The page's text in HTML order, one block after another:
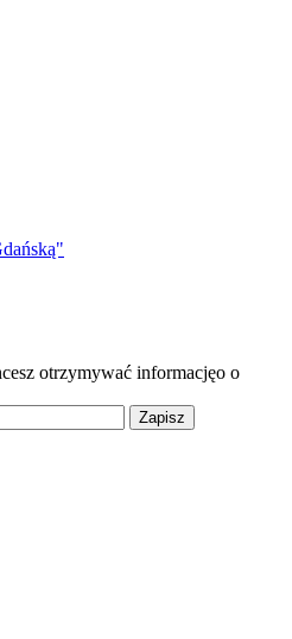
otrzymywać informacjęo o
Zapisz